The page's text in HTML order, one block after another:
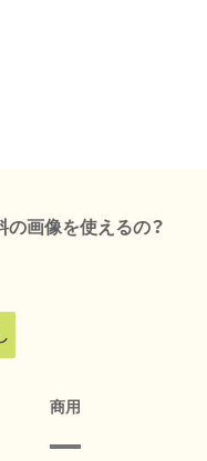
画像を使えるの？
商用